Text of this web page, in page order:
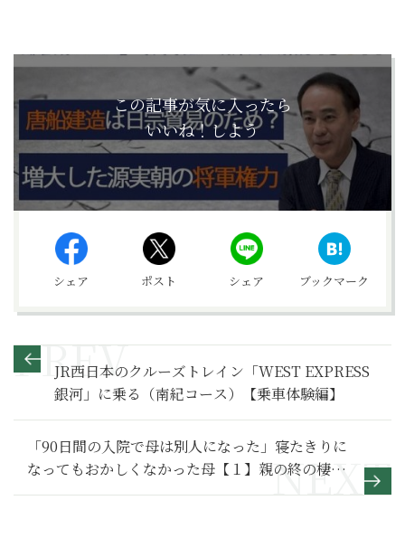
この記事が気に入ったら
いいね！しよう
シェア ポスト シェア ブックマーク
JR西日本のクルーズトレイン「WEST EXPRESS
銀河」に乗る（南紀コース）【乗車体験編】
「90日間の入院で母は別人になった」寝たきりに
なってもおかしくなかった母【１】親の終の棲家
をどう選ぶ？